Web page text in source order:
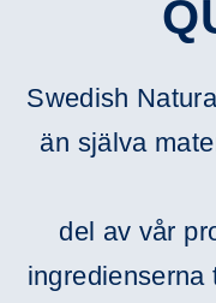
Swedish
än själva
del av vår